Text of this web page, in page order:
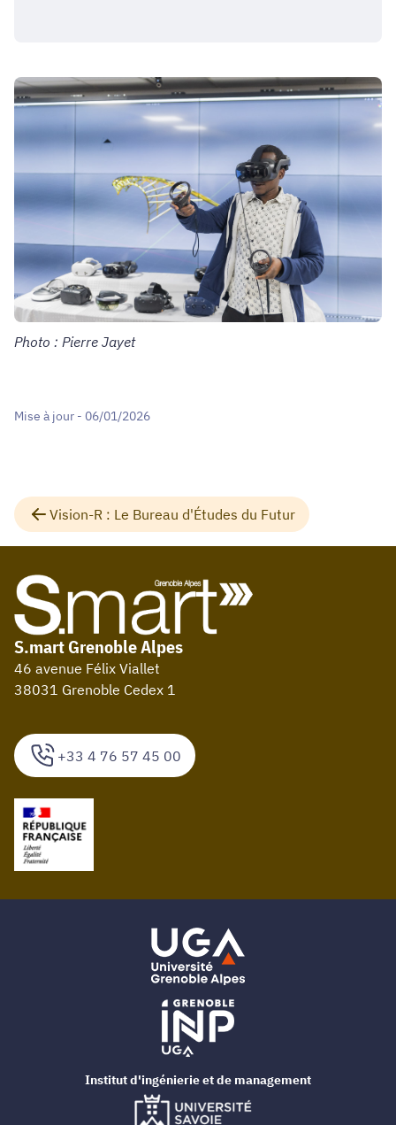
Photo : Pierre Jayet
Mise à jour - 06/01/2026
Vision-R : Le Bureau d'Études du Futur
+33 4 76 57 45 00
S.mart Grenoble Alpes
46 avenue Félix Viallet
38031 Grenoble Cedex 1
Institut d'ingénierie et de management